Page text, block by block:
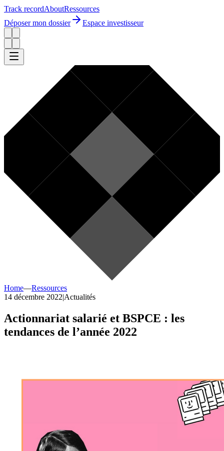
Track recordAboutRessources
Déposer mon dossier
Espace investisseur
Home—Ressources
14 décembre 2022|Actualités
Actionnariat salarié et BSPCE : les
tendances de l’année 2022